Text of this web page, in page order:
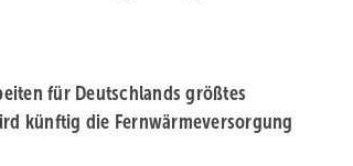
für Deutschlands größtes
künftig die Fernwärmeversorgung